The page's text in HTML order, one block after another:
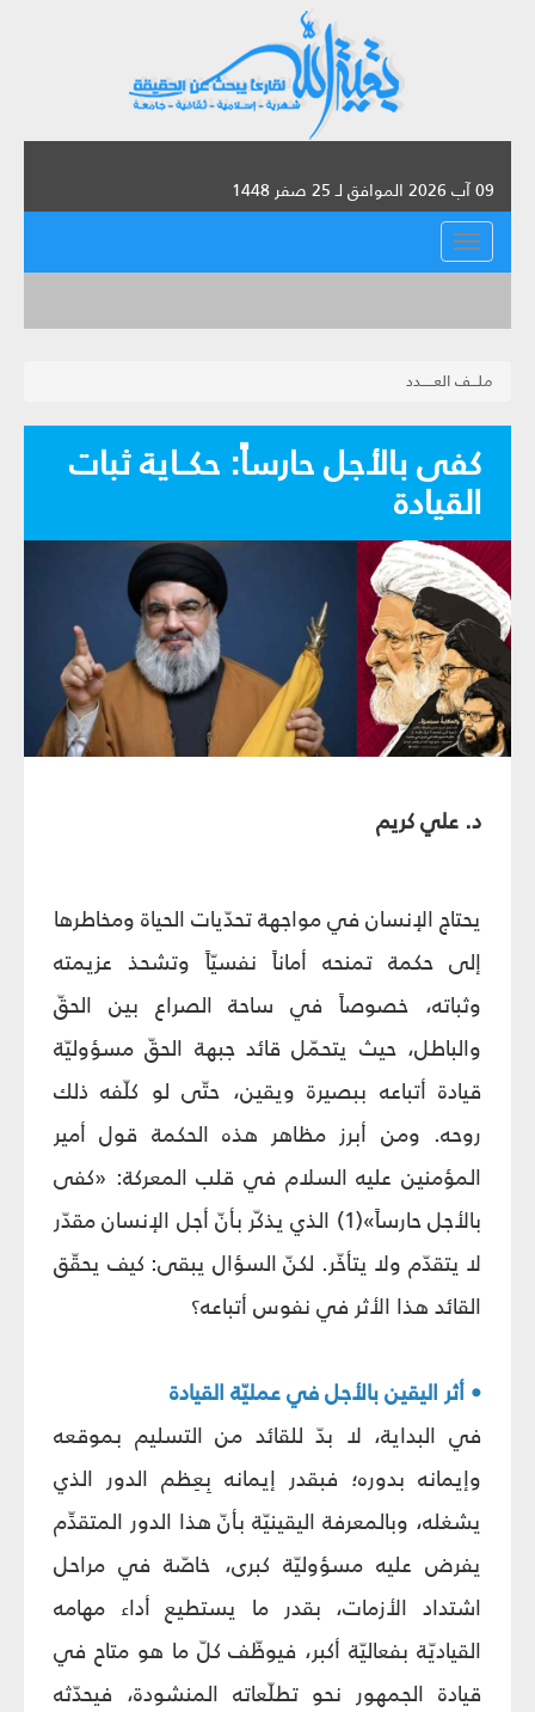
09 آب 2026 الموافق لـ 25 صفر 1448
القائمة
ملـــف العـــــدد
كفى بالأجل حارساً: حكــاية ثبات
القيادة
د. علي كريم
يحتاج الإنسان في مواجهة تحدّيات الحياة ومخاطرها
إلى حكمة تمنحه أماناً نفسيّاً وتشحذ عزيمته
وثباته، خصوصاً في ساحة الصراع بين الحقّ
والباطل، حيث يتحمّل قائد جبهة الحقّ مسؤوليّة
قيادة أتباعه ببصيرة ويقين، حتّى لو كلّفه ذلك
روحه. ومن أبرز مظاهر هذه الحكمة قول أمير
المؤمنين عليه السلام في قلب المعركة: «كفى
بالأجل حارساً»(1) الذي يذكّر بأنّ أجل الإنسان مقدّر
لا يتقدّم ولا يتأخّر. لكنّ السؤال يبقى: كيف يحقّق
القائد هذا الأثر في نفوس أتباعه؟
• أثر اليقين بالأجل في عمليّة القيادة
في البداية، لا بدّ للقائد من التسليم بموقعه
وإيمانه بدوره؛ فبقدر إيمانه بِعِظم الدور الذي
يشغله، وبالمعرفة اليقينيّة بأنّ هذا الدور المتقدِّم
يفرض عليه مسؤوليّة كبرى، خاصّة في مراحل
اشتداد الأزمات، بقدر ما يستطيع أداء مهامه
القياديّة بفعاليّة أكبر، فيوظّف كلّ ما هو متاح في
قيادة الجمهور نحو تطلّعاته المنشودة، فيحدّثه